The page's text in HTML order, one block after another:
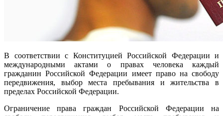
В соответствии с Конституцией Российской Федерации и
международными актами о правах человека каждый
гражданин Российской Федерации имеет право на свободу
передвижения, выбор места пребывания и жительства в
пределах Российской Федерации.
Ограничение права граждан Российской Федерации на